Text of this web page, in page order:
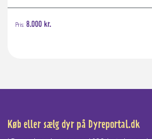
Pris: 8.000 kr.
Køb eller sælg dyr på Dyreportal.dk